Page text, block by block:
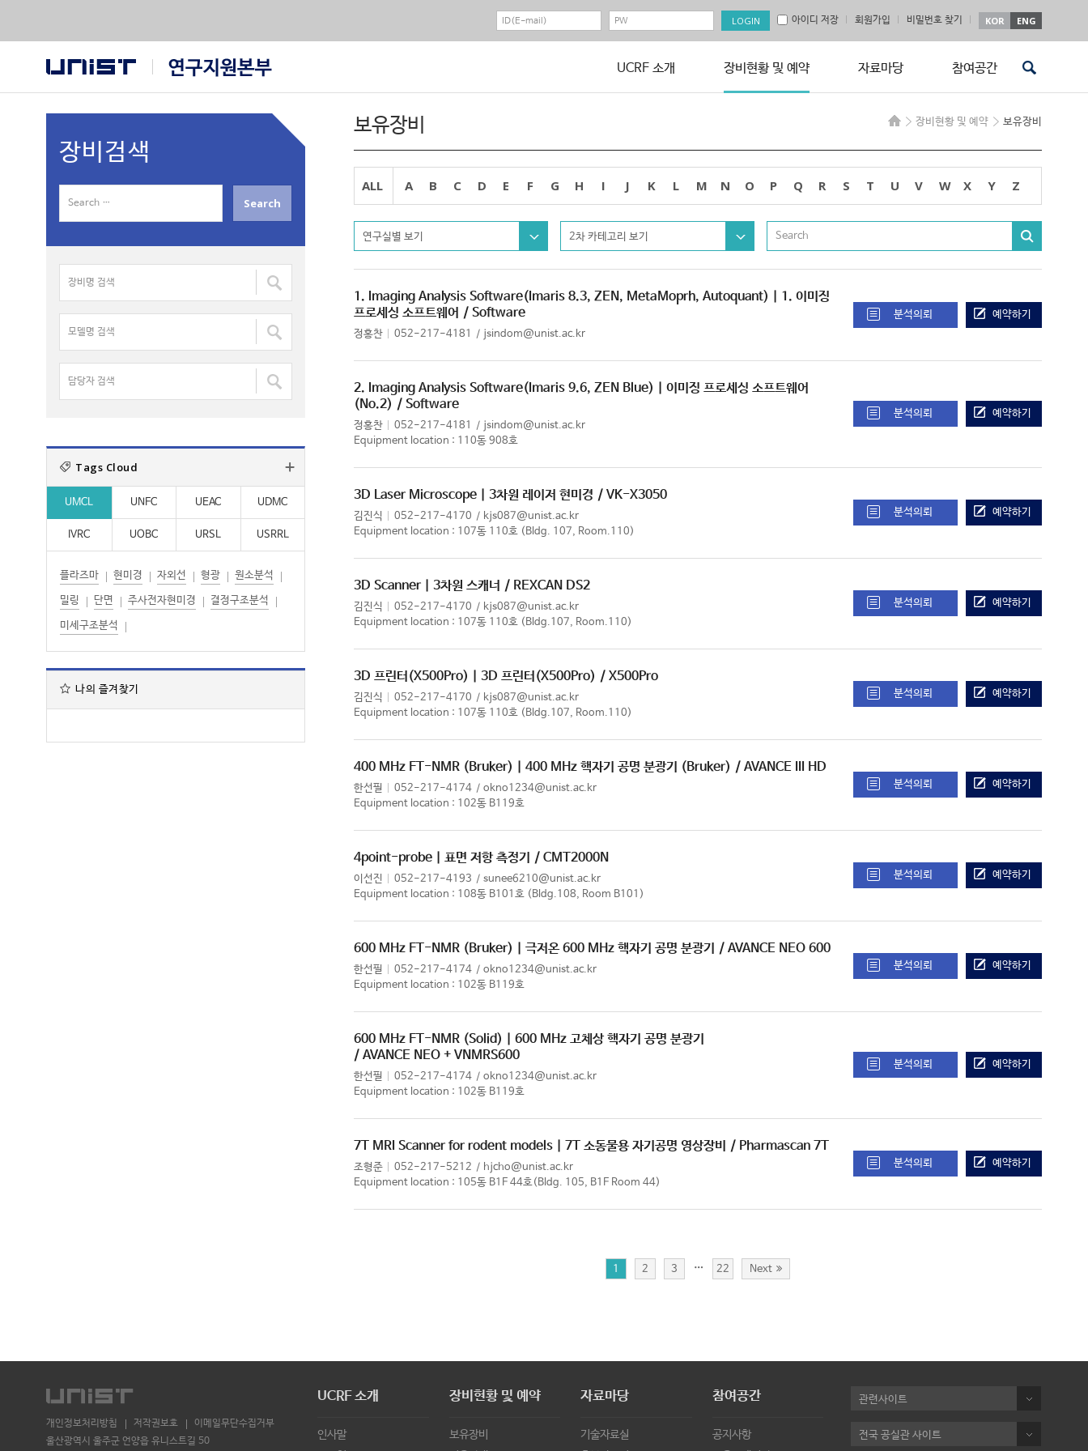
아이디 저장 회원가입 비밀번호 찾기 KOR ENG
UCRF 소개 장비현황 및 예약 자료마당 참여공간
장비현황 및 예약 보유장비
보유장비
ALL A B C D E F G H I J K L M N O P Q R S T U V W X Y Z
연구실별 보기 2차 카테고리 보기
1. Imaging Analysis Software(Imaris 8.3, ZEN, MetaMoprh, Autoquant) | 1. 이미징
프로세싱 소프트웨어 / Software
정홍찬 052-217-4181 jsindom@unist.ac.kr
분석의뢰 예약하기
2. Imaging Analysis Software(Imaris 9.6, ZEN Blue) | 이미징 프로세싱 소프트웨어
(No.2) / Software
정홍찬 052-217-4181
jsindom@unist.ac.kr
Equipment location : 110동 908호
분석의뢰 예약하기
3D Laser Microscope | 3차원 레이저 현미경 / VK-X3050
김진식 052-217-4170
kjs087@unist.ac.kr
Equipment location : 107동 110호 (Bldg. 107, Room.110)
분석의뢰 예약하기
3D Scanner | 3차원 스캐너 / REXCAN DS2
김진식 052-217-4170
kjs087@unist.ac.kr
Equipment location : 107동 110호 (Bldg.107, Room.110)
분석의뢰 예약하기
3D 프린터(X500Pro) | 3D 프린터(X500Pro) / X500Pro
김진식 052-217-4170
kjs087@unist.ac.kr
Equipment location : 107동 110호 (Bldg.107, Room.110)
분석의뢰 예약하기
400 MHz FT-NMR (Bruker) | 400 MHz 핵자기 공명 분광기 (Bruker) / AVANCE III HD
한선필 052-217-4174
okno1234@unist.ac.kr
Equipment location : 102동 B119호
분석의뢰 예약하기
4point-probe | 표면 저항 측정기 / CMT2000N
이선진 052-217-4193
sunee6210@unist.ac.kr
Equipment location : 108동 B101호 (Bldg.108, Room B101)
분석의뢰 예약하기
600 MHz FT-NMR (Bruker) | 극저온 600 MHz 핵자기 공명 분광기 / AVANCE NEO 600
한선필 052-217-4174
okno1234@unist.ac.kr
Equipment location : 102동 B119호
분석의뢰 예약하기
600 MHz FT-NMR (Solid) | 600 MHz 고체상 핵자기 공명 분광기
/ AVANCE NEO + VNMRS600
한선필 052-217-4174
okno1234@unist.ac.kr
Equipment location : 102동 B119호
분석의뢰 예약하기
7T MRI Scanner for rodent models | 7T 소동물용 자기공명 영상장비 / Pharmascan 7T
조형준 052-217-5212
hjcho@unist.ac.kr
Equipment location : 105동 B1F 44호(Bldg. 105, B1F Room 44)
분석의뢰 예약하기
1 2 3 … 22 Next
장비검색
f
장
명
검
색
모
명
검
색
담
색
:
Tags Cloud
UMCL UNFC UEAC UDMC
IVRC UOBC URSL USRRL
플라즈마 현미경 자외선 형광 원소분석
밀링 단면 주사전자현미경 결정구조분석
미세구조분석
나의 즐겨찾기
개인정보처리방침 저작권보호
이메일무단수집거부
울산광역시 울주군 언양읍 유니스트길 50
UCRF 소개
인사말
장비현황 및 예약
보유장비
자료마당
기술자료실
참여공간
공지사항
관련사이트
전국 공실관 사이트